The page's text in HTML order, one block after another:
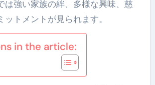
は強い家族の絆、多様な興味、慈
トメントが見られます。
in the article: